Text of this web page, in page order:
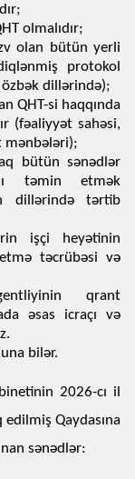
olmalıdır;
olan bütün yerli
protokol
dillərində);
QHT-si haqqında
(fəaliyyət sahəsi,
mənbələri);
bütün sənədlər
təmin etmək
dillərində tərtib
işçi heyətinin
təcrübəsi və
qrant
əsas icraçı və
bilər.
2026-cı il
Qaydasına
sənədlər: